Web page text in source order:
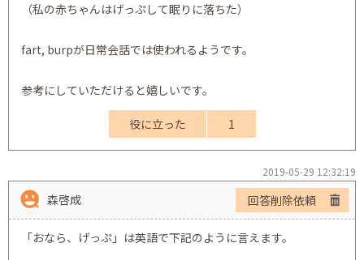
（私の赤ちゃんはげっぷして眠りに落ちた）
fart, burpが日常会話では使われるようです。
参考にしていただけると嬉しいです。
役に立った 1
2019-05-29 12:32:19
森啓成 回答削除依頼
「おなら、げっぷ」は英語で下記のように言えます。